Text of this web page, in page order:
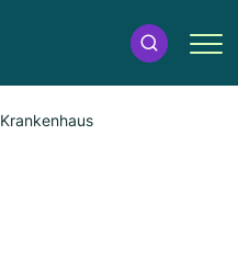
Krankenhaus